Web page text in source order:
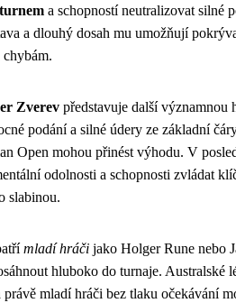
a schopností neutralizovat silné
a dlouhý dosah mu umožňují
Zverev představuje další významnou
podání a silné údery ze základní
Open mohou přinést výhodu. V
odolnosti a schopnosti zvládat
slabinou.
mladí hráči jako Holger Rune nebo
hluboko do turnaje. Australské
právě mladí hráči bez tlaku očekávání